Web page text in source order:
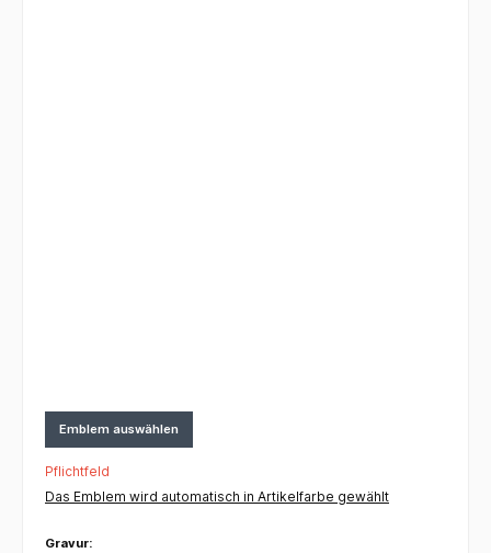
Emblem auswählen
Pflichtfeld
Das Emblem wird automatisch in Artikelfarbe gewählt
Gravur: